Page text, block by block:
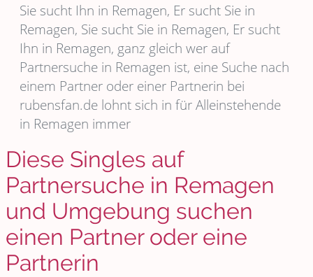
Sie sucht Ihn in Remagen, Er sucht Sie in
Remagen, Sie sucht Sie in Remagen, Er sucht
Ihn in Remagen, ganz gleich wer auf
Partnersuche in Remagen ist, eine Suche nach
einem Partner oder einer Partnerin bei
rubensfan.de lohnt sich in für Alleinstehende
in Remagen immer
Diese Singles auf
Partnersuche in Remagen
und Umgebung suchen
einen Partner oder eine
Partnerin